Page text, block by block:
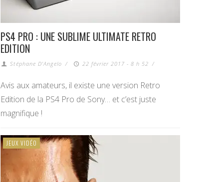
PS4 PRO : UNE SUBLIME ULTIMATE RETRO
EDITION
Stéphane D'Angelo / 22 février 2017 - 8 h 52 /
Avis aux amateurs, il existe une version Retro
Edition de la PS4 Pro de Sony… et c’est juste
magnifique !
JEUX VIDÉO